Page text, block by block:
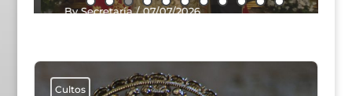
By Secretaría/ 07/07/2026
Cultos